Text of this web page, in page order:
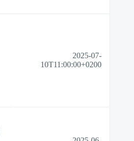
2025-07-
10T11:00:00+0200